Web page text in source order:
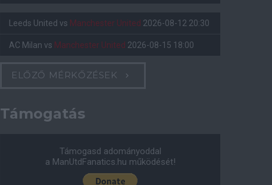
Leeds United vs Manchester United 2026-08-12 20:30
AC Milan vs Manchester United 2026-08-15 18:00
ELŐZŐ MÉRKŐZÉSEK
Támogatás
Támogasd adományoddal
a ManUtdFanatics.hu működését!